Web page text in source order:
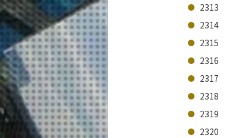
2313
2314
2315
2316
2317
2318
2319
2320